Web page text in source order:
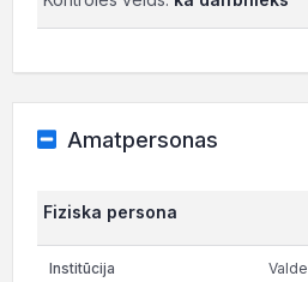
Amatpersonas
Fiziska persona
Valde